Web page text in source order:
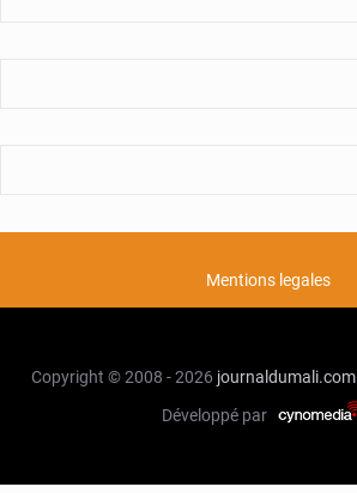
Mentions legales
Copyright © 2008 - 2026 journaldumali.com
Développé par